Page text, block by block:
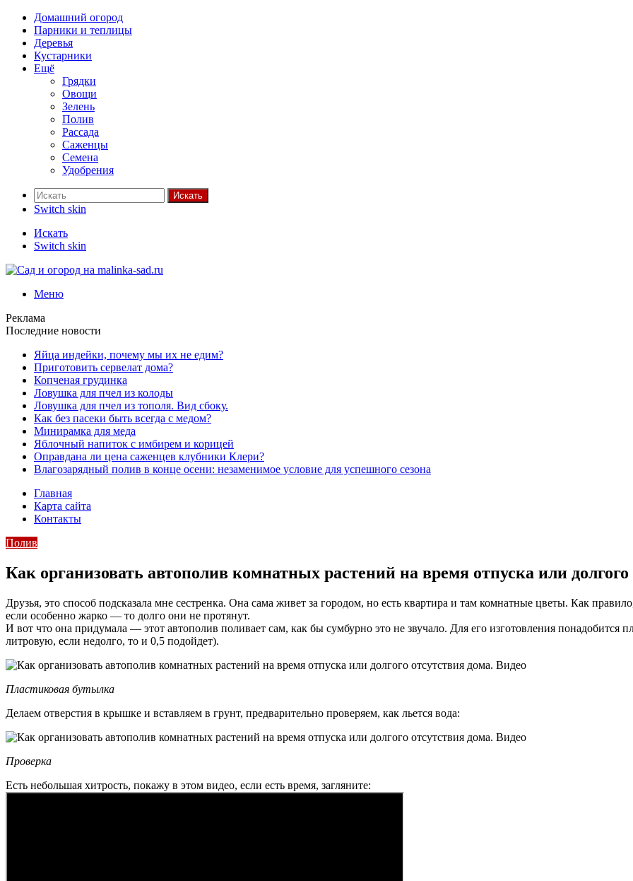
Домашний огород
Парники и теплицы
Деревья
Кустарники
Ещё
Грядки
Овощи
Зелень
Полив
Рассада
Саженцы
Семена
Удобрения
Искать
Switch skin
Искать
Switch skin
Меню
Реклама
Последние новости
Яйца индейки, почему мы их не едим?
Приготовить сервелат⁠⁠ дома?
Копченая грудинка
Ловушка для пчел из колоды
Ловушка для пчел из тополя. Вид сбоку.
Как без пасеки быть всегда с медом?
Минирамка для меда
Яблочный напиток с имбирем и корицей
Оправдана ли цена саженцев клубники Клери?
Влагозарядный полив в конце осени: незаменимое условие для успешного сезона
Главная
Карта сайта
Контакты
Полив
Как организовать автополив комнатных растений на время отпуска или
Друзья, это способ подсказала мне сестренка. Она сама живет за городом, но есть квартира и там комнатные цветы. Как
если особенно жарко — то долго они не протянут.
И вот что она придумала — этот автополив поливает сам, как бы сумбурно это не звучало. Для его изготовления понадобится
литровую, если недолго, то и 0,5 подойдет).
Пластиковая бутылка
Делаем отверстия в крышке и вставляем в грунт, предварительно проверяем, как льется вода:
Проверка
Есть небольшая хитрость, покажу в этом видео, если есть время, загляните: